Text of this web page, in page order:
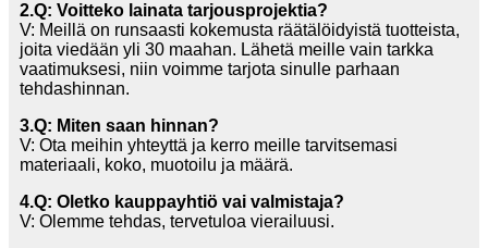
2.Q: Voitteko lainata tarjousprojektia?
V: Meillä on runsaasti kokemusta räätälöidyistä tuotteista,
joita viedään yli 30 maahan. Lähetä meille vain tarkka
vaatimuksesi, niin voimme tarjota sinulle parhaan
tehdashinnan.
3.Q: Miten saan hinnan?
V: Ota meihin yhteyttä ja kerro meille tarvitsemasi
materiaali, koko, muotoilu ja määrä.
4.Q: Oletko kauppayhtiö vai valmistaja?
V: Olemme tehdas, tervetuloa vierailuusi.